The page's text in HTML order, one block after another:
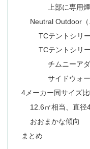
上部に専用
Neutral Outdoor（
TCテントシリ
TCテントシリ
チムニーア
サイドウォ
4メーカー同サイズ
12.6㎡相当、直径
おおまかな傾向
まとめ